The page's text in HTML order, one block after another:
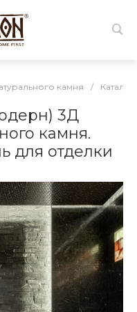
камня / Каталог
3Д
камня.
для отделки